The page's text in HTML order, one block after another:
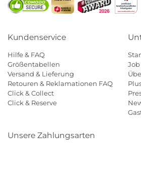
Kundenservice
Hilfe & FAQ
Größentabellen
Versand & Lieferung
Retouren & Reklamationen FAQ
Click & Collect
Click & Reserve
Job
Unsere Zahlungsarten